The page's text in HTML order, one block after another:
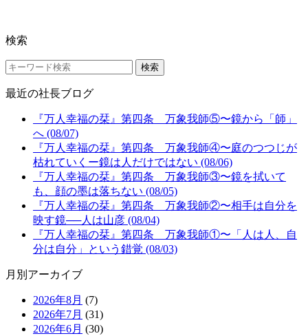
検索
検索
最近の社長ブログ
『万人幸福の栞』第四条 万象我師⑤〜鏡から「師」
へ (08/07)
『万人幸福の栞』第四条 万象我師④〜庭のつつじが
枯れていくー鏡は人だけではない (08/06)
『万人幸福の栞』第四条 万象我師③〜鏡を拭いて
も、顔の墨は落ちない (08/05)
『万人幸福の栞』第四条 万象我師②〜相手は自分を
映す鏡──人は山彦 (08/04)
『万人幸福の栞』第四条 万象我師①〜「人は人、自
分は自分」という錯覚 (08/03)
月別アーカイブ
2026年8月 (7)
2026年7月 (31)
2026年6月 (30)